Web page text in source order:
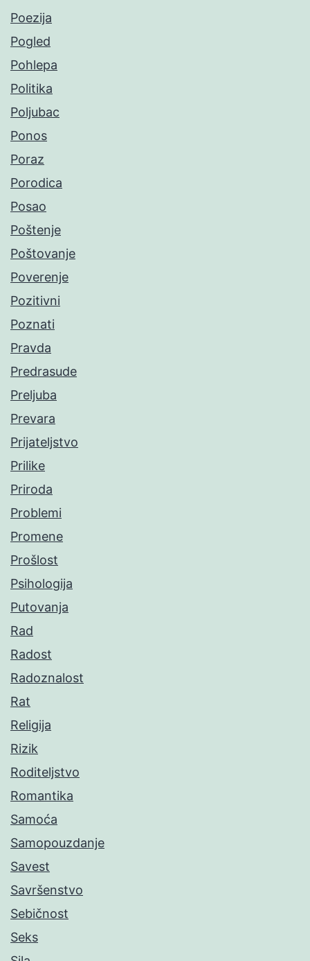
Poezija
Pogled
Pohlepa
Politika
Poljubac
Ponos
Poraz
Porodica
Posao
Poštenje
Poštovanje
Poverenje
Pozitivni
Poznati
Pravda
Predrasude
Preljuba
Prevara
Prijateljstvo
Prilike
Priroda
Problemi
Promene
Prošlost
Psihologija
Putovanja
Rad
Radost
Radoznalost
Rat
Religija
Rizik
Roditeljstvo
Romantika
Samoća
Samopouzdanje
Savest
Savršenstvo
Sebičnost
Seks